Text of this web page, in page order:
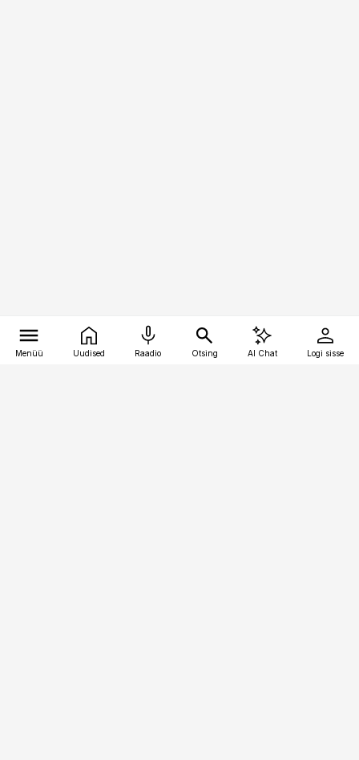
Menüü Uudised Raadio Otsing AI Chat Logi sisse